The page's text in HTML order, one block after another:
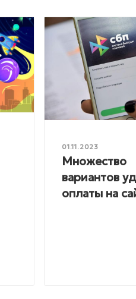
01.11.2023
Множество
вариантов
оплаты на